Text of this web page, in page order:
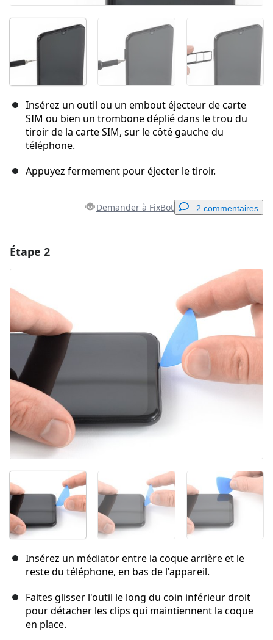
Insérez un outil ou un embout éjecteur de carte
SIM ou bien un trombone déplié dans le trou du
tiroir de la carte SIM, sur le côté gauche du
téléphone.
Appuyez fermement pour éjecter le tiroir.
Demander à FixBot 2 commentaires
Annuler Publier un commentaire
Étape 2
Insérez un médiator entre la coque arrière et le
reste du téléphone, en bas de l'appareil.
Faites glisser l'outil le long du coin inférieur droit
pour détacher les clips qui maintiennent la coque
en place.